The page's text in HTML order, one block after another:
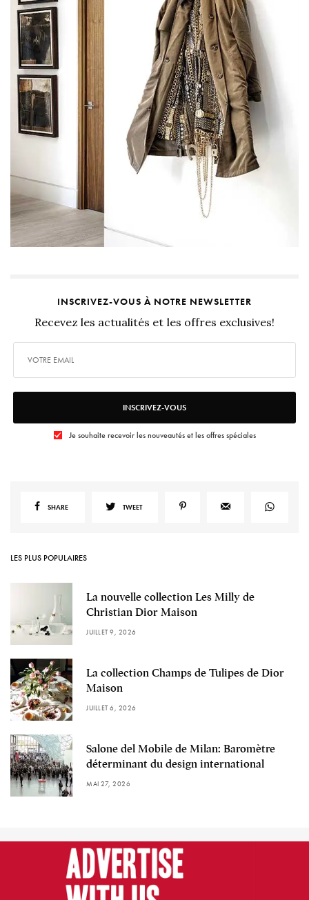
INSCRIVEZ-VOUS À NOTRE NEWSLETTER
Recevez les actualités et les offres exclusives!
INSCRIVEZ-VOUS
Je souhaite recevoir les nouveautés et les offres spéciales
SHARE TWEET
LES PLUS POPULAIRES
La nouvelle collection Les Milly de
Christian Dior Maison
JUILLET 9, 2026
La collection Champs de Tulipes de Dior
Maison
JUILLET 6, 2026
Salone del Mobile de Milan: Baromètre
déterminant du design international
MAI 27, 2026